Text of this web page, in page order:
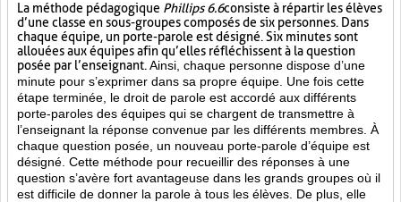
La méthode pédagogique Phillips 6.6consiste à répartir les élèves
d’une classe en sous-groupes composés de six personnes. Dans
chaque équipe, un porte-parole est désigné. Six minutes sont
allouées aux équipes afin qu’elles réfléchissent à la question
posée par l’enseignant. Ainsi, chaque personne dispose d’une
minute pour s’exprimer dans sa propre équipe. Une fois cette
étape terminée, le droit de parole est accordé aux différents
porte-paroles des équipes qui se chargent de transmettre à
l’enseignant la réponse convenue par les différents membres. À
chaque question posée, un nouveau porte-parole d’équipe est
désigné. Cette méthode pour recueillir des réponses à une
question s’avère fort avantageuse dans les grands groupes où il
est difficile de donner la parole à tous les élèves. De plus, elle